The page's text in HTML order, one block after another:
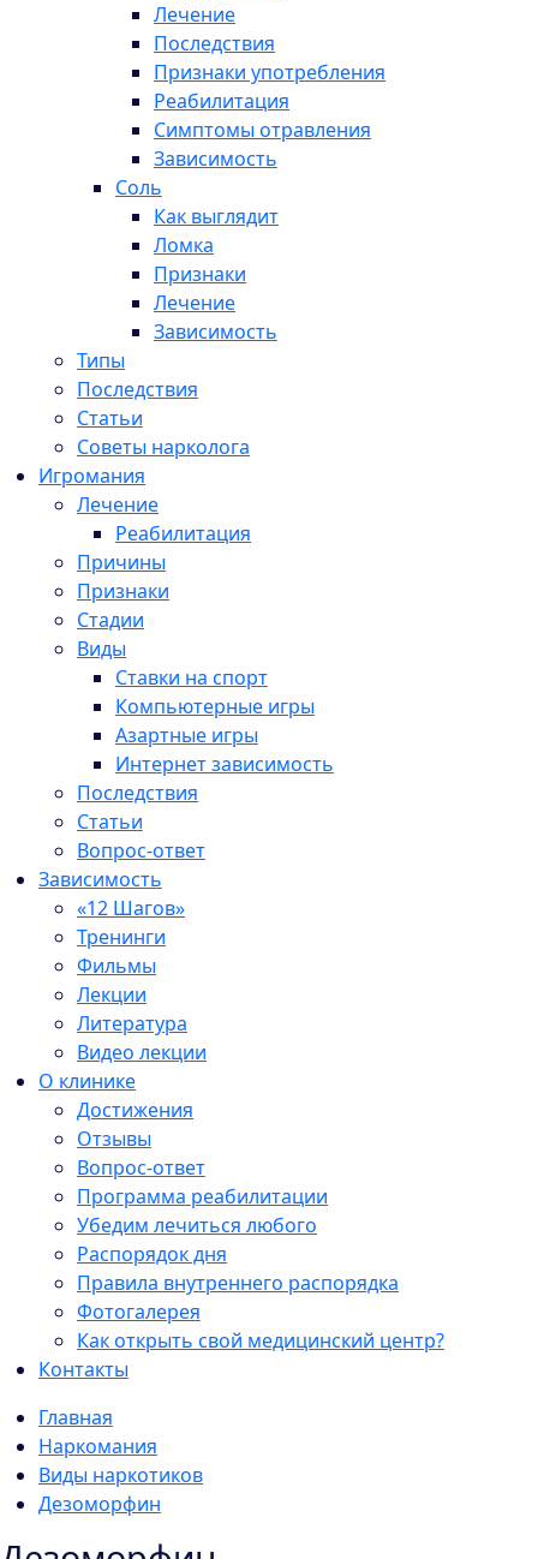
Лечение
Последствия
Признаки употребления
Реабилитация
Симптомы отравления
Зависимость
Соль
Как выглядит
Ломка
Признаки
Лечение
Зависимость
Типы
Последствия
Статьи
Советы нарколога
Игромания
Лечение
Реабилитация
Причины
Признаки
Стадии
Виды
Ставки на спорт
Компьютерные игры
Азартные игры
Интернет зависимость
Последствия
Статьи
Вопрос-ответ
Зависимость
«12 Шагов»
Тренинги
Фильмы
Лекции
Литература
Видео лекции
О клинике
Достижения
Отзывы
Вопрос-ответ
Программа реабилитации
Убедим лечиться любого
Распорядок дня
Правила внутреннего распорядка
Фотогалерея
Как открыть свой медицинский центр?
Контакты
Главная
Наркомания
Виды наркотиков
Дезоморфин